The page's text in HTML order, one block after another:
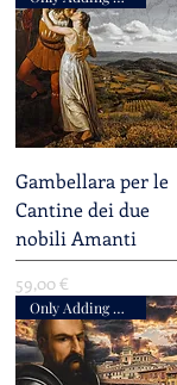
Gambellara per le
Cantine dei due
nobili Amanti
Prezzo
59,00 €
Only Adding Accompaniment